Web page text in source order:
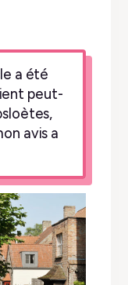
a été
peut-
avis a